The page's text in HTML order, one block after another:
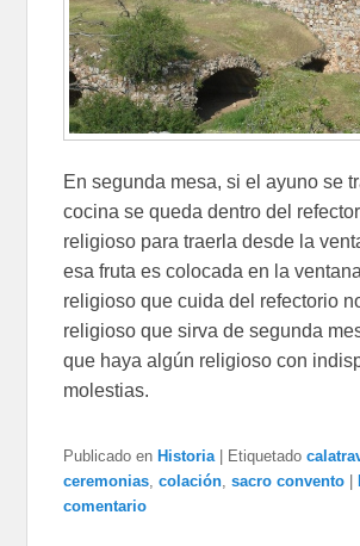
En segunda mesa, si el ayuno se
cocina se queda dentro del
religioso para traerla desde la
esa fruta es colocada en la
religioso que cuida del refectorio
religioso que sirva de segunda
que haya algún religioso con
molestias.
Publicado en Historia Etiquetado
ceremonias,colación,sacro convento
comentario